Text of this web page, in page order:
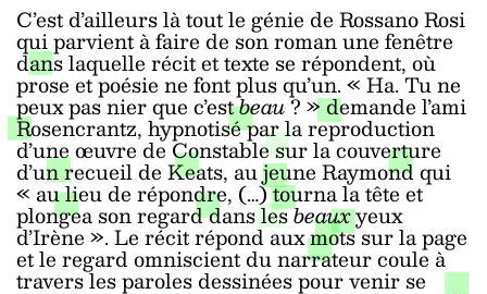
C’est d’ailleurs là tout le génie de Rossano Rosi
qui parvient à faire de son roman une fenêtre
dans laquelle récit et texte se répondent, où
prose et poésie ne font plus qu’un. « Ha. Tu ne
peux pas nier que c’estbeau? » demande l’ami
Rosencrantz, hypnotisé par la reproduction
d’une œuvre de Constable sur la couverture
d’un recueil de Keats, au jeune Raymond qui
« au lieu de répondre, (…) tourna la tête et
plongea son regard dans lesbeauxyeux
d’Irène ». Le récit répond aux mots sur la page
et le regard omniscient du narrateur coule à
travers les paroles dessinées pour venir se